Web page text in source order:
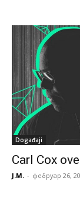
Događaji
Carl Cox
J.M. - фебруар 26,